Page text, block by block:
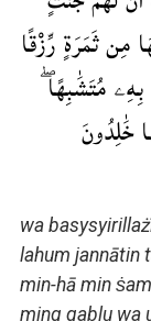
مِن ثَمَرَةٍ رِّزْقًا
بِهِۦ مُتَشَٰبِهًا
خَٰلِدُونَ
wa
lahum jannātin
min-hā min
ming qablu wa